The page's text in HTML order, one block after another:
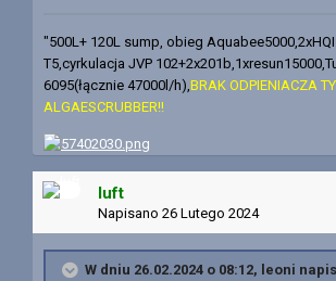
"500L+ 120L sump, obieg
T5,cyrkulacja JVP
6095(łącznie 47000l/h),BRAK ODPIENIACZA
ALGAESCRUBBER!!
luft
Napisano 26 Lutego 2024
W dniu 26.02.2024 o 08:12, leoni